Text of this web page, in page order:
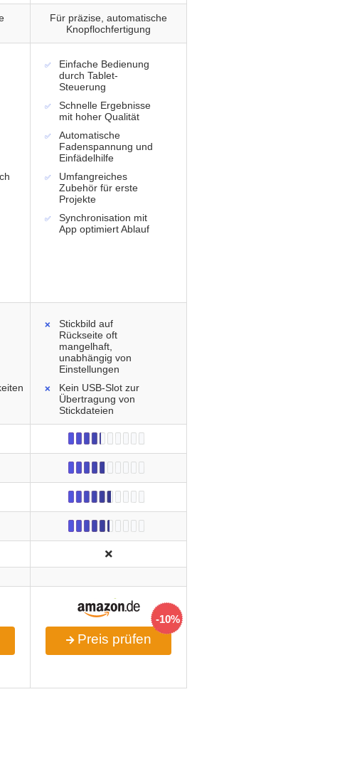
Für präzise, automatische
Knopflochfertigung
Einfache Bedienung
durch Tablet-
Steuerung
Schnelle Ergebnisse
mit hoher Qualität
Automatische
Fadenspannung und
Einfädelhilfe
Umfangreiches
Zubehör für erste
Projekte
Synchronisation mit
App optimiert Ablauf
Stickbild auf
Rückseite oft
mangelhaft,
unabhängig von
Einstellungen
Kein USB-Slot zur
Übertragung von
Stickdateien
-10%
Preis prüfen